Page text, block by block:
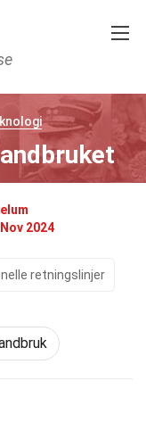
2024
retningslinjer